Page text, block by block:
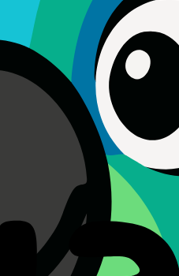
тұлғаның зияткерлік
ақылға қонымды
зиянсыз ұстауға келісесіз.
ескертеміз. Өзгерістер
және талқыланады.
келісесіз және